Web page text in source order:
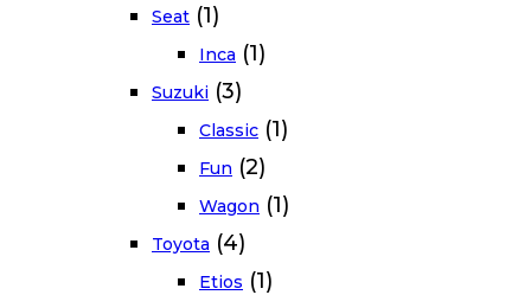
Seat (1)
Inca (1)
Suzuki (3)
Classic (1)
Fun (2)
Wagon (1)
Toyota (4)
Etios (1)